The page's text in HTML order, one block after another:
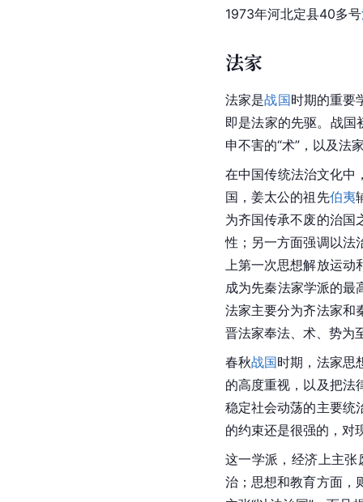
1973年河北定县40多号
法家
法家是战国时期的重要
即是法家的先驱。战国
申不害的“术”，以及法
在中国传统法治文化中
国，姜太公的祖先伯夷
为齐国传承不废的治国
性；另一方面强调以法
上第一次思想解放运动
成为先秦法家学派的最
法家主要分为齐法家和
晋法家奉法、术、势为
春秋战国时期，法家思
的高度重视，以及把法
稳定社会动荡的主要统
的约束还是很强的，对
这一学派，经济上主
治；思想和教育方面，